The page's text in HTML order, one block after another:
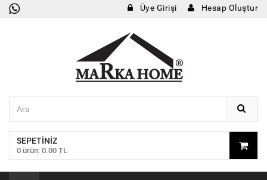
Üye Girişi Hesap Oluştur
SEPETINIZ
0 ürün: 0.00 TL